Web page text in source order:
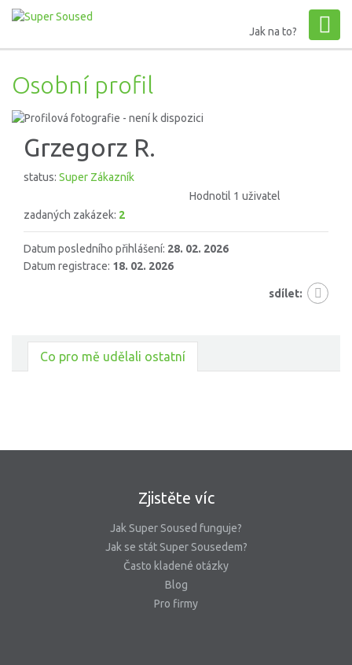
Jak na to?
Osobní profil
Grzegorz R.
status: Super Zákazník
Hodnotil 1 uživatel
zadaných zakázek: 2
Datum posledního přihlášení: 28. 02. 2026
Datum registrace: 18. 02. 2026
sdílet:
Co pro mě udělali ostatní
Zjistěte víc
Jak Super Soused funguje?
Jak se stát Super Sousedem?
Často kladené otázky
Blog
Pro firmy